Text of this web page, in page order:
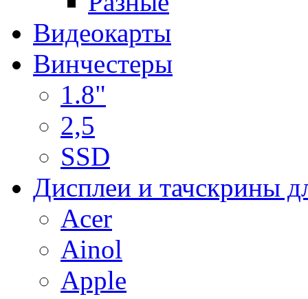
Видеокарты
Винчестеры
1.8"
2,5
SSD
Дисплеи и тачскрины
Acer
Ainol
Apple